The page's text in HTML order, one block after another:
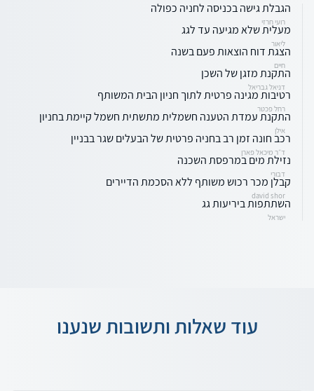
הגבלת גישה בכניסה לחניה כפולה
רועי חרזי
מעלית שלא מגיעה עד לגג
ליאור
הצגת דוח הוצאות פעם בשנה
חיים
התקנת מזגן של השכן
דניאל גבריאל
רטיבות מגינה פרטית לתוך חניון הבית המשותף
רחל פכטר
התקנת עמדת הטענה חשמלית מתשתית חשמל קיימת בחניון
אילן
רכב חונה זמן רב בחניה פרטית של הבעלים שגר בבניין
ד״ר מיכאל פארן
נזילת מים במרפסת השכנה
דבורי
קבלן מכר רכוש משותף ללא הסכמת הדיירים
david shor
השתתפות ביריעות גג
ישראל
עוד שאלות ותשובות שנענו